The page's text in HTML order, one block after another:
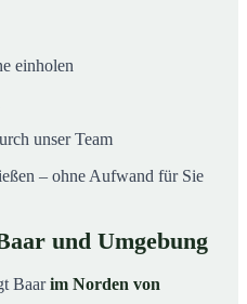
einholen
unser Team
– ohne Aufwand für Sie
und Umgebung
Baarim Norden von